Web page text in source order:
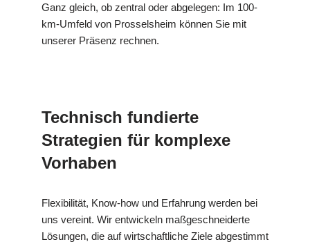
Ganz gleich, ob zentral oder abgelegen: Im 100-
km-Umfeld von Prosselsheim können Sie mit
unserer Präsenz rechnen.
Technisch fundierte
Strategien für komplexe
Vorhaben
Flexibilität, Know-how und Erfahrung werden bei
uns vereint. Wir entwickeln maßgeschneiderte
Lösungen, die auf wirtschaftliche Ziele abgestimmt